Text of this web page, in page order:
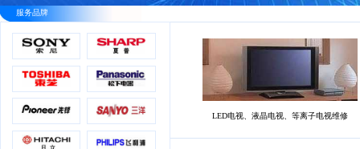
服务品牌
LED电视、液晶电视、等离子电视维修